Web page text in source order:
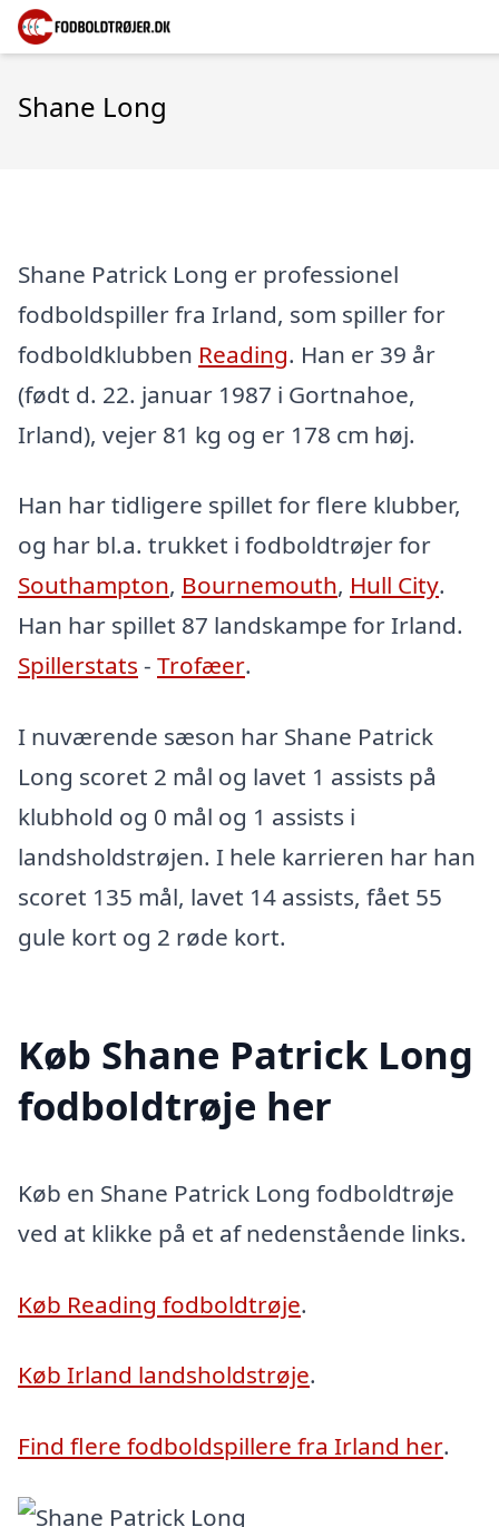
Shane Long
Shane Patrick Long er professionel
fodboldspiller fra Irland, som spiller for
fodboldklubben Reading. Han er 39 år
(født d. 22. januar 1987 i Gortnahoe,
Irland), vejer 81 kg og er 178 cm høj.
Han har tidligere spillet for flere klubber,
og har bl.a. trukket i fodboldtrøjer for
Southampton, Bournemouth, Hull City.
Han har spillet 87 landskampe for Irland.
Spillerstats - Trofæer.
I nuværende sæson har Shane Patrick
Long scoret 2 mål og lavet 1 assists på
klubhold og 0 mål og 1 assists i
landsholdstrøjen. I hele karrieren har han
scoret 135 mål, lavet 14 assists, fået 55
gule kort og 2 røde kort.
Køb Shane Patrick Long
fodboldtrøje her
Køb en Shane Patrick Long fodboldtrøje
ved at klikke på et af nedenstående links.
Køb Reading fodboldtrøje.
Køb Irland landsholdstrøje.
Find flere fodboldspillere fra Irland her.